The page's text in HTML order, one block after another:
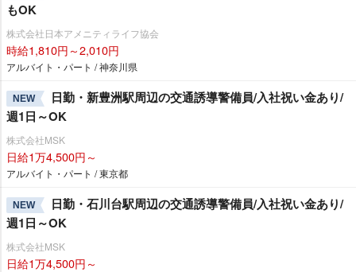
もOK
株式会社日本アメニティライフ協会
時給1,810円～2,010円
アルバイト・パート / 神奈川県
NEW
日勤・新豊洲駅周辺の交通誘導警備員/入社祝い金あり/
週1日～OK
株式会社MSK
日給1万4,500円～
アルバイト・パート / 東京都
NEW
日勤・石川台駅周辺の交通誘導警備員/入社祝い金あり/
週1日～OK
株式会社MSK
日給1万4,500円～